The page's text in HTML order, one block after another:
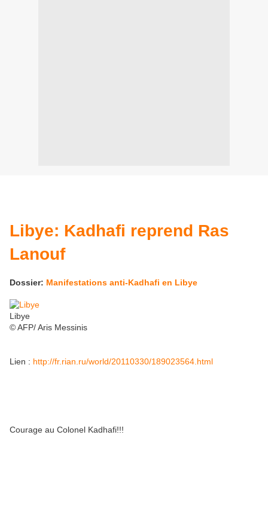
Libye: Kadhafi reprend Ras
Lanouf
Dossier: Manifestations anti-Kadhafi en Libye
Libye
© AFP/ Aris Messinis
Lien : http://fr.rian.ru/world/20110330/189023564.html
Courage au Colonel Kadhafi!!!